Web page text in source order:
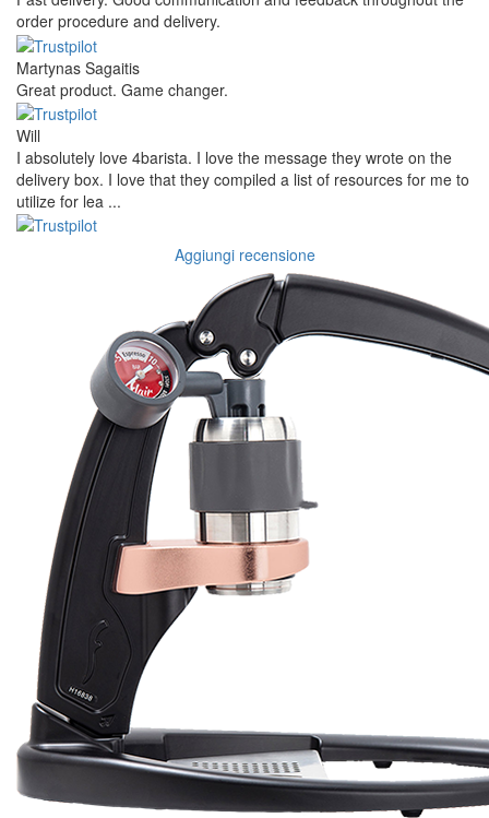
order procedure and delivery.
Martynas Sagaitis
Great product. Game changer.
Will
I absolutely love 4barista. I love the message they wrote on the
delivery box. I love that they compiled a list of resources for me to
utilize for lea ...
Aggiungi recensione